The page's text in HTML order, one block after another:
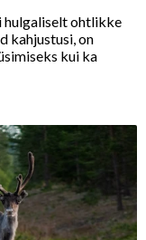
hulgaliselt ohtlikke
kahjustusi, on
kui ka